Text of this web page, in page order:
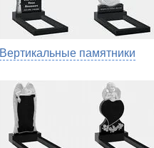
Вертикальные памятники